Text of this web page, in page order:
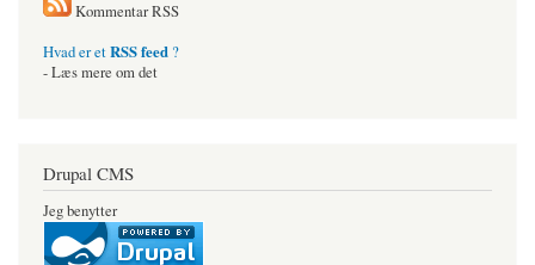
Kommentar RSS
Hvad er etRSS feed ?
- Læs mere om det
Drupal CMS
Jeg benytter